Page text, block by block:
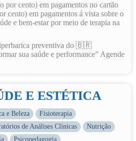
por cento) em pagamentos no cartão
cento) em pagamentos á vista sobre o
e bem-estar por meio de terapia na
preventiva do 🇧🇷
sua saúde e performance” Agende
E ESTÉTICA
e Beleza
Fisioterapia
de Análises Clínicas
Nutrição
Psicopedagogia